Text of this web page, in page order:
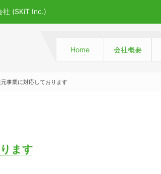
社 (SKiT Inc.)
Home 会社概要
事業に対応しております
ます